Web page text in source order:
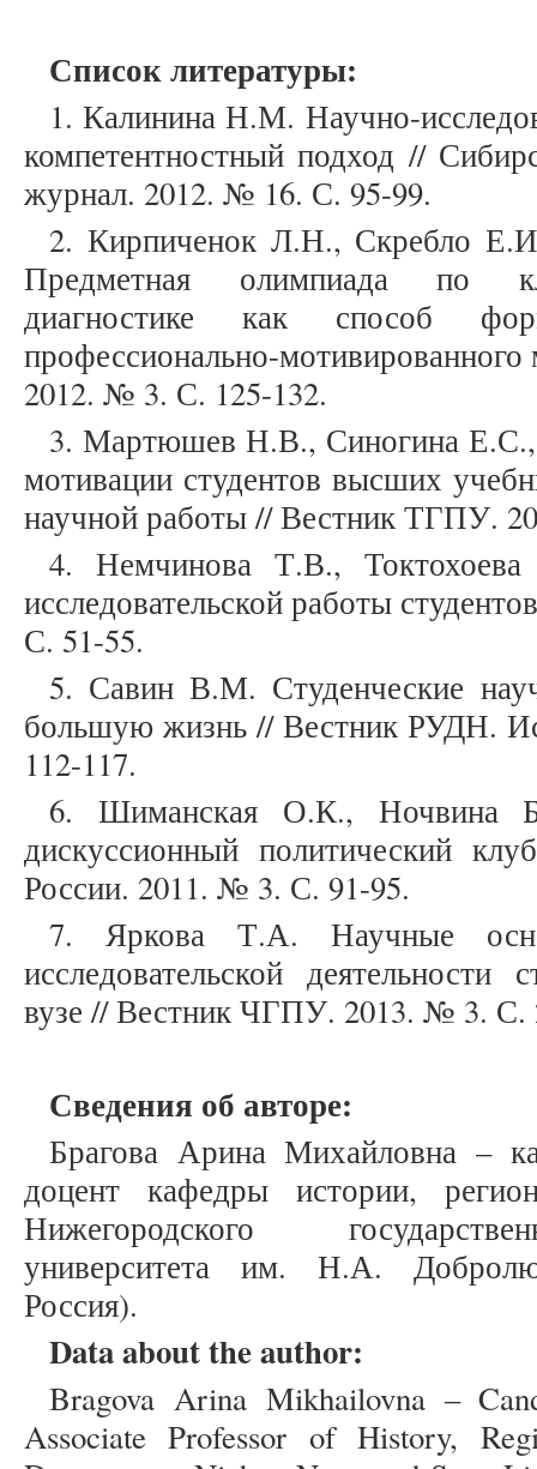
Список литературы:
1. Калинина Н.М. Научно-
компетентностный подход //
журнал. 2012. № 16. С. 95-99.
2. Кирпиченок Л.Н., Скребло
Предметная олимпиада по
диагностике как способ
профессионально-
2012. № 3. С. 125-132.
3. Мартюшев Н.В., Синогина
мотивации студентов высших
научной работы // Вестник ТГПУ.
4. Немчинова Т.В.,
исследовательской работы
С. 51-55.
5. Савин В.М. Студенческие
большую жизнь // Вестник РУДН.
112-117.
6. Шиманская О.К., Ночвина
дискуссионный политический
России. 2011. № 3. С. 91-95.
7. Яркова Т.А. Научные
исследовательской деятельности
вузе // Вестник ЧГПУ. 2013. № 3. С.
Сведения об авторе:
Брагова Арина Михайловна –
доцент кафедры истории,
Нижегородского
университета им. Н.А.
Россия).
Data about the author:
Bragova Arina Mikhailovna –
Associate Professor of History,